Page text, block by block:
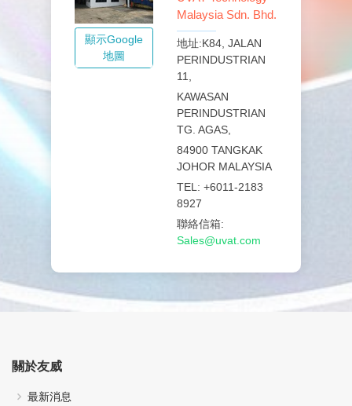
顯示Google
地圖
Malaysia Sdn. Bhd.
地址:K84, JALAN
PERINDUSTRIAN
11,
KAWASAN
PERINDUSTRIAN
TG. AGAS,
84900 TANGKAK
JOHOR MALAYSIA
TEL: +6011‑2183
8927
聯絡信箱:
Sales@uvat.com
關於友威
最新消息